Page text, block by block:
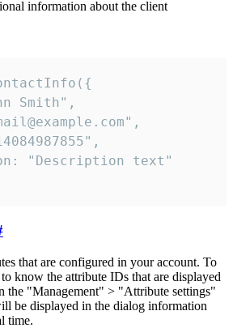
information about the client
Smith",
"Description text"
that are configured in your account. To
know the attribute IDs that are displayed
the "Management" > "Attribute settings"
be displayed in the dialog information
time.